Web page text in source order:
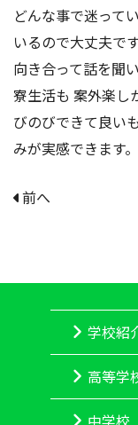
どんな事で迷って
いるので大丈夫で
向き合って話を聞
寮生活も 案外楽し
びのびできて良い
みが実感できます。
前へ
学校紹
高等学
中学校